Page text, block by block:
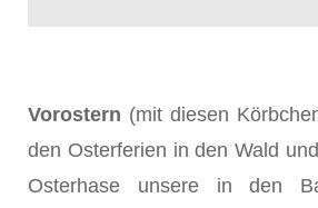
Vorostern (mit diesen
den Osterferien in den Wald
Osterhase unsere in den